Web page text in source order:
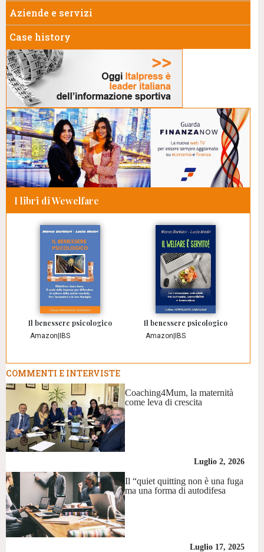
Aziende e servizi
Case history
I libri di Wewelfare
Il benessere psicologico
Amazon IBS
Il benessere psicologico
Amazon IBS
COMMENTI E INTERVISTE
Coaching4Mum, la maternità
come leva di crescita
Luglio 2, 2026
Il “quiet quitting non è una fuga
ma una forma di autodifesa
Luglio 17, 2025